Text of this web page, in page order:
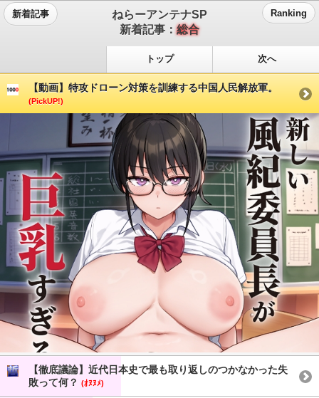
新着記事
ねらーアンテナSP
新着記事：総合
Ranking
トップ 次へ
【動画】特攻ドローン対策を訓練する中国人民解放軍。
(PickUP!)
【徹底議論】近代日本史で最も取り返しのつかなかった失
敗って何？ (ｵﾇﾇﾒ)